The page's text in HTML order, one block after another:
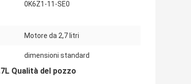
0K6Z1-11-SE0
Motore da 2,7 litri
dimensioni standard
Qualità del pozzo